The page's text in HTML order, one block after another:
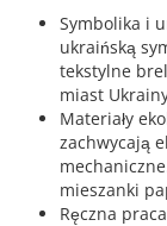
Symbolika i
ukraińską
tekstylne
miast
Materiały
zachwycają
mieszanki
Ręczna